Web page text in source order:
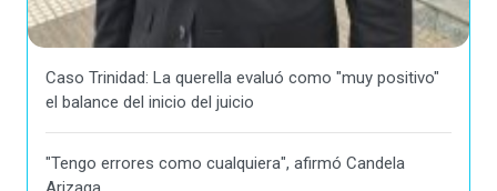
Caso Trinidad: La querella evaluó como "muy positivo"
el balance del inicio del juicio
"Tengo errores como cualquiera", afirmó Candela